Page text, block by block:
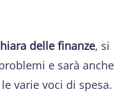
delle finanze, si
e sarà anche
varie voci di spesa.